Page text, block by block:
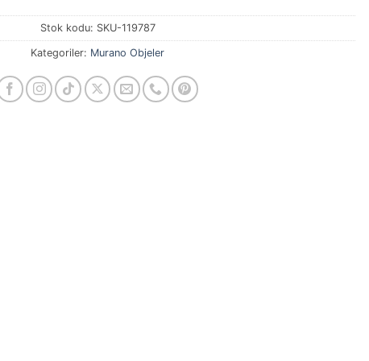
Stok kodu: SKU-119787
Kategoriler: Murano Objeler